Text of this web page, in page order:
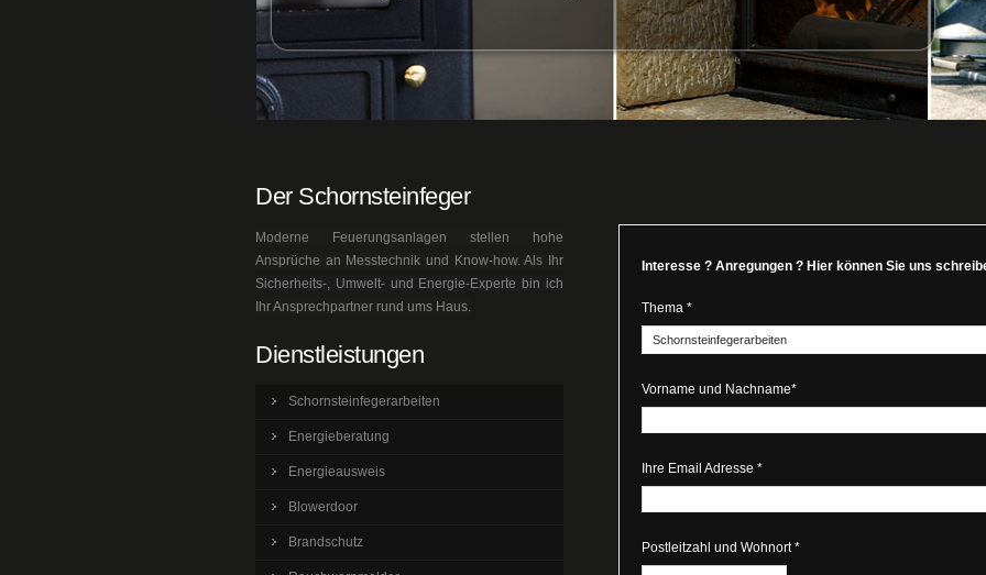
Interesse ? Anregungen ? Hier können Sie uns
Thema *
Vorname und Nachname*
Ihre Email Adresse *
Postleitzahl und Wohnort *
Der Schornsteinfeger
Moderne Feuerungsanlagen stellen hohe
Ansprüche an Messtechnik und Know-how. Als Ihr
Sicherheits-, Umwelt- und Energie-Experte bin ich
Ihr Ansprechpartner rund ums Haus.
Dienstleistungen
Schornsteinfegerarbeiten
Energieberatung
Energieausweis
Blowerdoor
Brandschutz